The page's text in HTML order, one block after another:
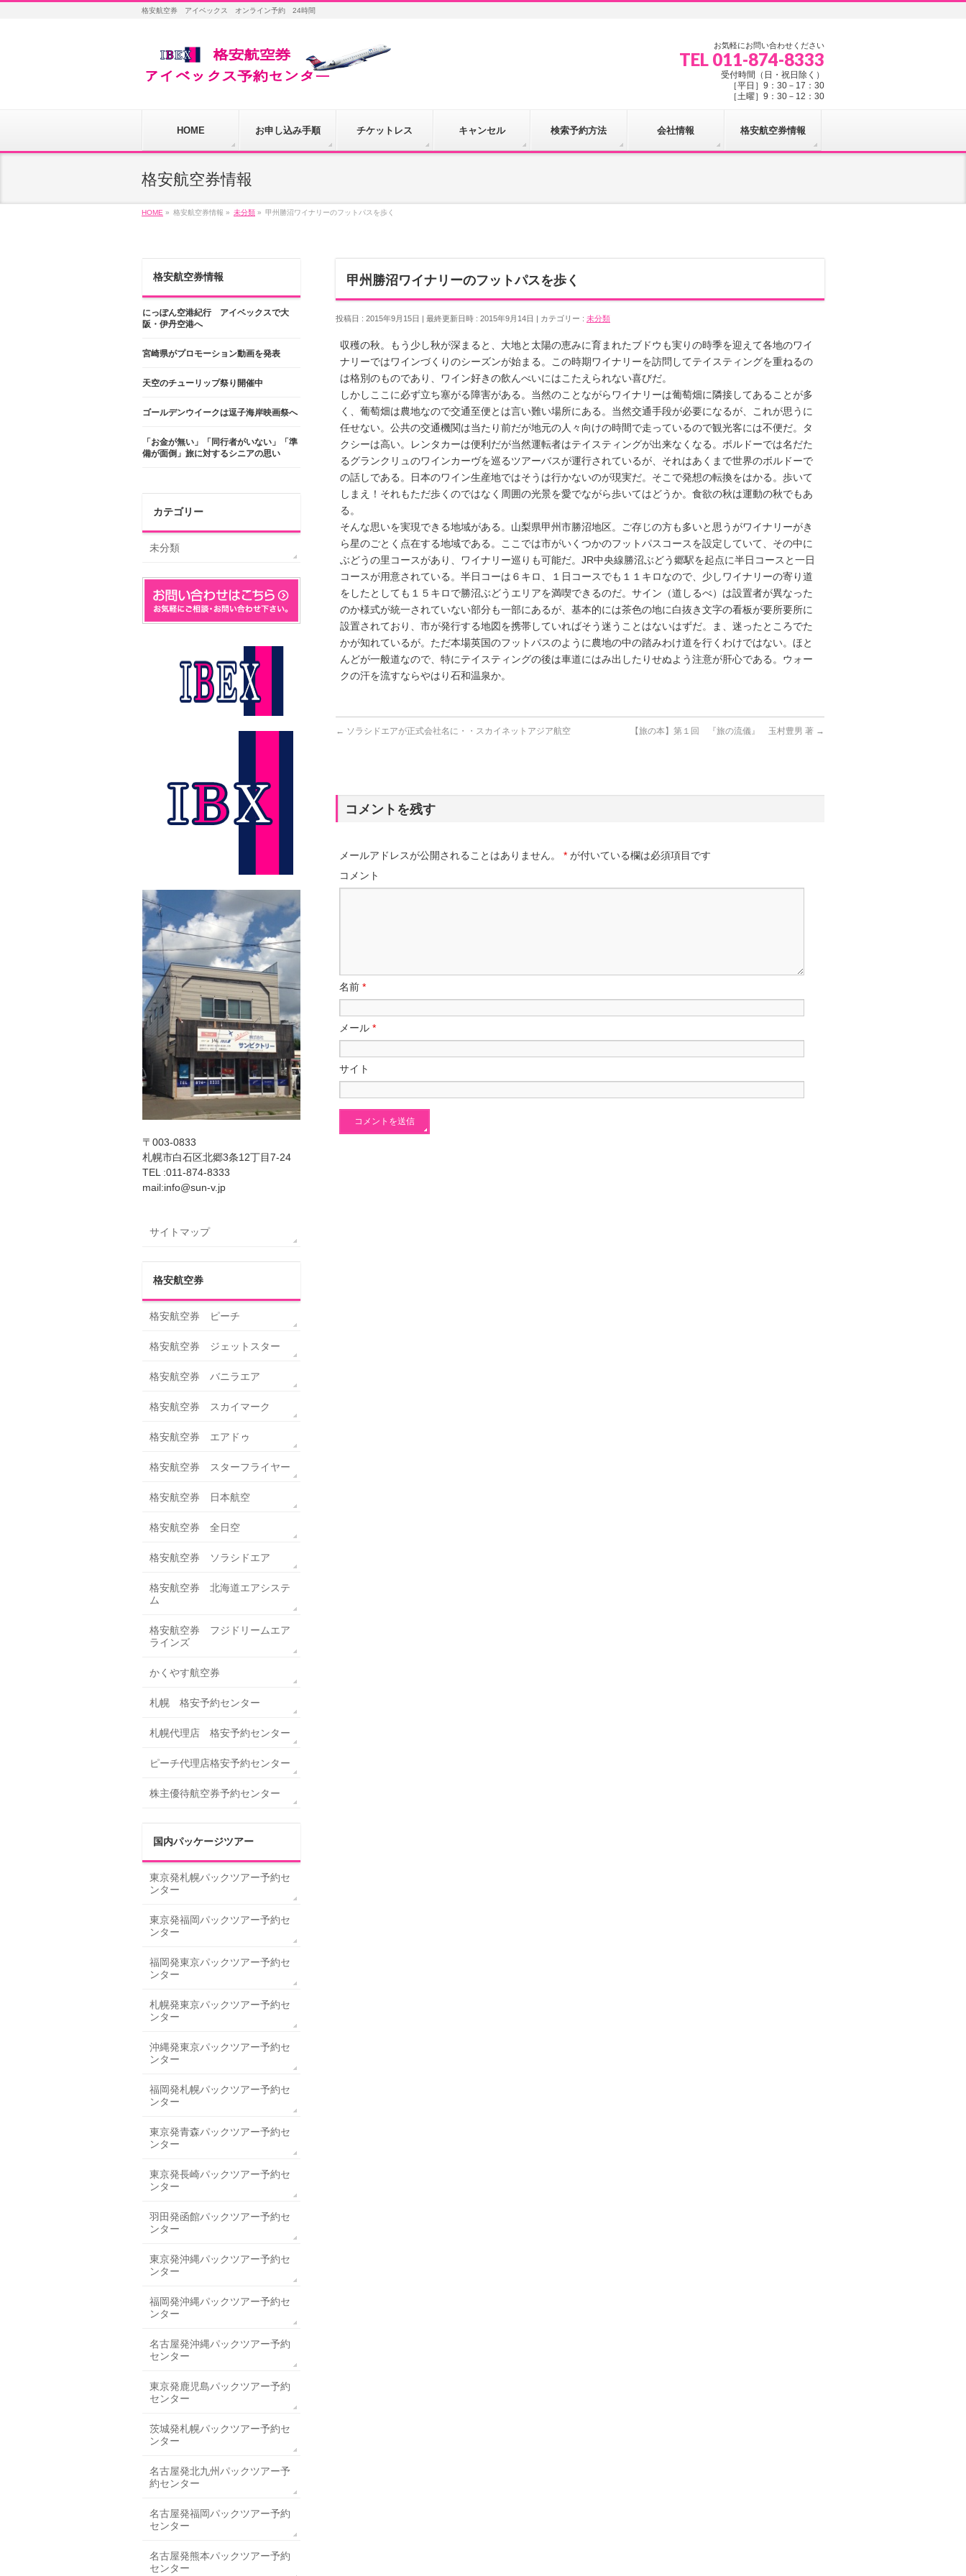
格安航空券 アイベックス オンライン予約 24時間
お気軽にお問い合わせください
TEL 011-874-8333
受付時間（日・祝日除く）
［平日］9：30－17：30
［土曜］9：30－12：30
HOME お申し込み手順 チケットレス キャンセル 検索予約方法 会社情報 格安航空券情報
格安航空券情報
HOME » 格安航空券情報 » 未分類 » 甲州勝沼ワイナリーのフットパスを歩く
甲州勝沼ワイナリーのフットパスを歩く
投稿日 : 2015年9月15日 最終更新日時 : 2015年9月14日 カテゴリー : 未分類
収穫の秋。もう少し秋が深まると、大地と太陽の恵みに育まれたブドウも実りの時季を迎えて各地のワイ
ナリーではワインづくりのシーズンが始まる。この時期ワイナリーを訪問してテイスティングを重ねるの
は格別のものであり、ワイン好きの飲んべいにはこたえられない喜びだ。
しかしここに必ず立ち塞がる障害がある。当然のことながらワイナリーは葡萄畑に隣接してあることが多
く、葡萄畑は農地なので交通至便とは言い難い場所にある。当然交通手段が必要になるが、これが思うに
任せない。公共の交通機関は当たり前だが地元の人々向けの時間で走っているので観光客には不便だ。タ
クシーは高い。レンタカーは便利だが当然運転者はテイスティングが出来なくなる。ボルドーでは名だた
るグランクリュのワインカーヴを巡るツアーバスが運行されているが、それはあくまで世界のボルドーで
の話しである。日本のワイン生産地ではそうは行かないのが現実だ。そこで発想の転換をはかる。歩いて
しまえ！それもただ歩くのではなく周囲の光景を愛でながら歩いてはどうか。食欲の秋は運動の秋でもあ
る。
そんな思いを実現できる地域がある。山梨県甲州市勝沼地区。ご存じの方も多いと思うがワイナリーがき
ら星のごとく点在する地域である。ここでは市がいくつかのフットパスコースを設定していて、その中に
ぶどうの里コースがあり、ワイナリー巡りも可能だ。JR中央線勝沼ぶどう郷駅を起点に半日コースと一日
コースが用意されている。半日コーは６キロ、１日コースでも１１キロなので、少しワイナリーの寄り道
をしたとしても１５キロで勝沼ぶどうエリアを満喫できるのだ。サイン（道しるべ）は設置者が異なった
のか様式が統一されていない部分も一部にあるが、基本的には茶色の地に白抜き文字の看板が要所要所に
設置されており、市が発行する地図を携帯していればそう迷うことはないはずだ。ま、迷ったところでた
かが知れているが。ただ本場英国のフットパスのように農地の中の踏みわけ道を行くわけではない。ほと
んどが一般道なので、特にテイスティングの後は車道にはみ出したりせぬよう注意が肝心である。ウォー
クの汗を流すならやはり石和温泉か。
← ソラシドエアが正式会社名に・・スカイネットアジア航空 【旅の本】第１回 『旅の流儀』 玉村豊男 著 →
コメントを残す
メールアドレスが公開されることはありません。 * が付いている欄は必須項目です
コメント
名前 *
メール *
サイト
格安航空券情報
にっぽん空港紀行 アイベックスで大
阪・伊丹空港へ
宮崎県がプロモーション動画を発表
天空のチューリップ祭り開催中
ゴールデンウイークは逗子海岸映画祭へ
「お金が無い」「同行者がいない」「準
備が面倒」旅に対するシニアの思い
カテゴリー
未分類
〒003-0833
札幌市白石区北郷3条12丁目7-24
TEL :011-874-8333
mail:info@sun-v.jp
サイトマップ
格安航空券
格安航空券 ピーチ
格安航空券 ジェットスター
格安航空券 バニラエア
格安航空券 スカイマーク
格安航空券 エアドゥ
格安航空券 スターフライヤー
格安航空券 日本航空
格安航空券 全日空
格安航空券 ソラシドエア
格安航空券 北海道エアシステ
ム
格安航空券 フジドリームエア
ラインズ
かくやす航空券
札幌 格安予約センター
札幌代理店 格安予約センター
ピーチ代理店格安予約センター
株主優待航空券予約センター
国内パッケージツアー
東京発札幌パックツアー予約セ
ンター
東京発福岡パックツアー予約セ
ンター
福岡発東京パックツアー予約セ
ンター
札幌発東京パックツアー予約セ
ンター
沖縄発東京パックツアー予約セ
ンター
福岡発札幌パックツアー予約セ
ンター
東京発青森パックツアー予約セ
ンター
東京発長崎パックツアー予約セ
ンター
羽田発函館パックツアー予約セ
ンター
東京発沖縄パックツアー予約セ
ンター
福岡発沖縄パックツアー予約セ
ンター
名古屋発沖縄パックツアー予約
センター
東京発鹿児島パックツアー予約
センター
茨城発札幌パックツアー予約セ
ンター
名古屋発北九州パックツアー予
約センター
名古屋発福岡パックツアー予約
センター
名古屋発熊本パックツアー予約
センター